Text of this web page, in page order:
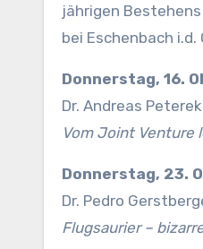
jährigen
bei Eschenbach
Donnerstag, 16.
Dr. Andreas
Vom Joint Venture
Donnerstag, 23.
Dr. Pedro
Flugsaurier –